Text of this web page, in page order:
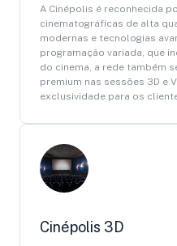
A Cinépolis é reconhecida
cinematográficas de alta
modernas e tecnologias
programação variada, que
do cinema, a rede também
premium nas sessões 3D e
exclusividade para os
Cinépolis 3D